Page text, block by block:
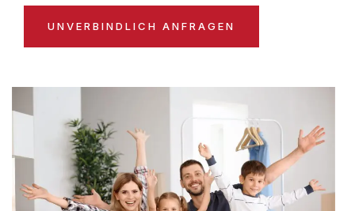
UNVERBINDLICH ANFRAGEN